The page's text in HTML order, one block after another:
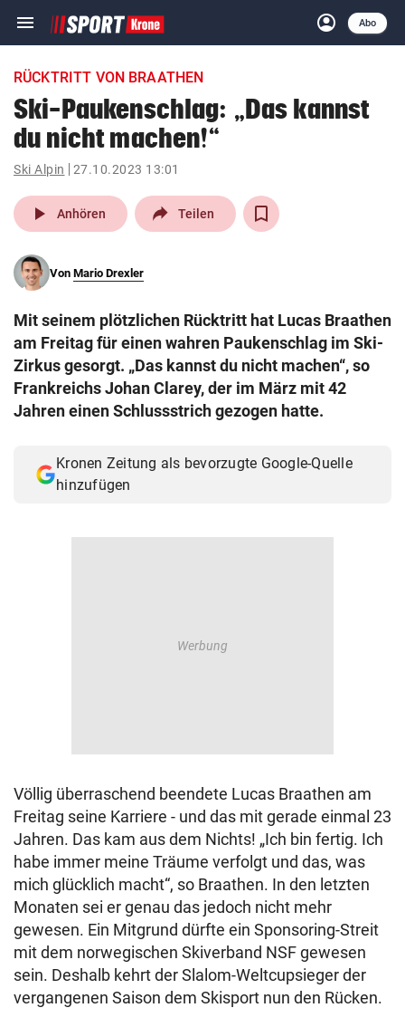
menu Navigation
ein-/ausklappen
account_circle
Anmelden
Abo
close Schließen
account_circle Anmelden
pin_drop
Wien arrow_right
search
eingeben
© Krone Multimedia GmbH & Co KG 2026
RÜCKTRITT VON BRAATHEN
Ski-Paukenschlag: „Das kannst
du nicht machen!“
Ski Alpin 27.10.2023 13:01
play_arrow Anhören Teilen
Von Mario Drexler
Mit seinem plötzlichen Rücktritt hat Lucas Braathen
am Freitag für einen wahren Paukenschlag im Ski-
Zirkus gesorgt. „Das kannst du nicht machen“, so
Frankreichs Johan Clarey, der im März mit 42
Jahren einen Schlussstrich gezogen hatte.
Kronen Zeitung als bevorzugte Google-Quelle
hinzufügen
Völlig überraschend beendete Lucas Braathen am
Freitag seine Karriere - und das mit gerade einmal 23
Jahren. Das kam aus dem Nichts! „Ich bin fertig. Ich
habe immer meine Träume verfolgt und das, was
mich glücklich macht“, so Braathen. In den letzten
Monaten sei er genau das jedoch nicht mehr
gewesen. Ein Mitgrund dürfte ein Sponsoring-Streit
mit dem norwegischen Skiverband NSF gewesen
sein. Deshalb kehrt der Slalom-Weltcupsieger der
vergangenen Saison dem Skisport nun den Rücken.